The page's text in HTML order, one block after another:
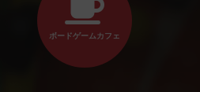
ボードゲームカフェ